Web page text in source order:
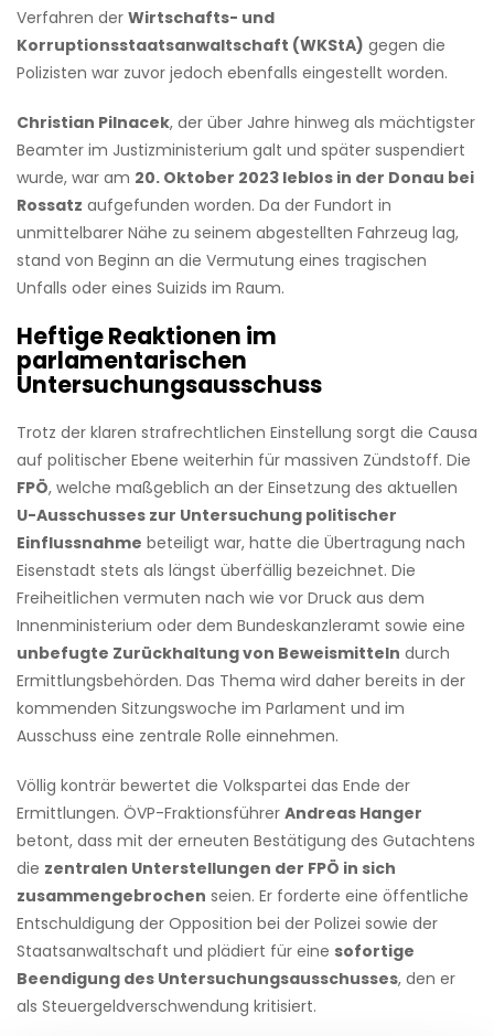
Verfahren der Wirtschafts- und
Korruptionsstaatsanwaltschaft (WKStA) gegen die
Polizisten war zuvor jedoch ebenfalls eingestellt worden.
Christian Pilnacek, der über Jahre hinweg als mächtigster
Beamter im Justizministerium galt und später suspendiert
wurde, war am 20. Oktober 2023 leblos in der Donau bei
Rossatz aufgefunden worden. Da der Fundort in
unmittelbarer Nähe zu seinem abgestellten Fahrzeug lag,
stand von Beginn an die Vermutung eines tragischen
Unfalls oder eines Suizids im Raum.
Heftige Reaktionen im
parlamentarischen
Untersuchungsausschuss
Trotz der klaren strafrechtlichen Einstellung sorgt die Causa
auf politischer Ebene weiterhin für massiven Zündstoff. Die
FPÖ, welche maßgeblich an der Einsetzung des aktuellen
U-Ausschusses zur Untersuchung politischer
Einflussnahme beteiligt war, hatte die Übertragung nach
Eisenstadt stets als längst überfällig bezeichnet. Die
Freiheitlichen vermuten nach wie vor Druck aus dem
Innenministerium oder dem Bundeskanzleramt sowie eine
unbefugte Zurückhaltung von Beweismitteln durch
Ermittlungsbehörden. Das Thema wird daher bereits in der
kommenden Sitzungswoche im Parlament und im
Ausschuss eine zentrale Rolle einnehmen.
Völlig konträr bewertet die Volkspartei das Ende der
Ermittlungen. ÖVP-Fraktionsführer Andreas Hanger
betont, dass mit der erneuten Bestätigung des Gutachtens
die zentralen Unterstellungen der FPÖ in sich
zusammengebrochen seien. Er forderte eine öffentliche
Entschuldigung der Opposition bei der Polizei sowie der
Staatsanwaltschaft und plädiert für eine sofortige
Beendigung des Untersuchungsausschusses, den er
als Steuergeldverschwendung kritisiert.